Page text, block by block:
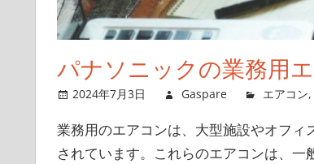
パナソニックの業務用
2024年7月3日 Gaspare エアコン,
業務用のエアコンは、大型施設やオフ
されています。 これらのエアコンは、一